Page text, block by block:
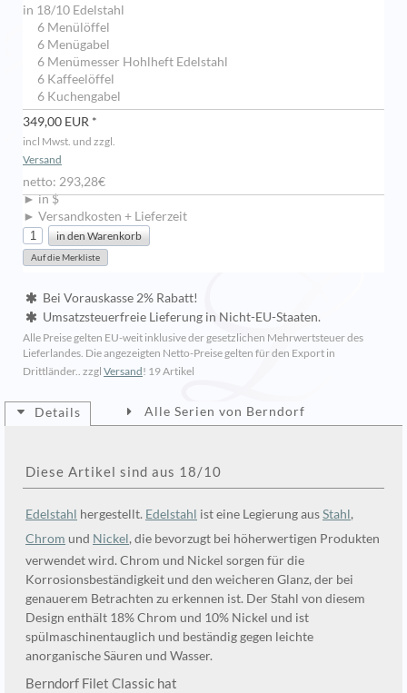
in 18/10 Edelstahl
6 Menülöffel
6 Menügabel
6 Menümesser Hohlheft Edelstahl
6 Kaffeelöffel
6 Kuchengabel
349,00 EUR *
incl Mwst. und zzgl.
Versand
netto: 293,28€
► in $
► Versandkosten + Lieferzeit
Bei Vorauskasse 2% Rabatt!
Umsatzsteuerfreie Lieferung in Nicht-EU-Staaten.
Alle Preise gelten EU-weit inklusive der gesetzlichen Mehrwertsteuer des
Lieferlandes. Die angezeigten Netto-Preise gelten für den Export in
Drittländer.. zzgl Versand! 19 Artikel
Details
Diese Artikel sind aus 18/10
Edelstahl hergestellt. Edelstahl ist eine Legierung ausStahl,
Chrom und Nickel, die bevorzugt bei höherwertigen Produkten
verwendet wird. Chrom und Nickel sorgen für die
Korrosionsbeständigkeit und den weicheren Glanz, der bei
genauerem Betrachten zu erkennen ist. Der Stahl von diesem
Design enthält 18% Chrom und 10% Nickel und ist
spülmaschinentauglich und beständig gegen leichte
anorganische Säuren und Wasser.
Berndorf Filet Classic hat
Alle Serien von Berndorf